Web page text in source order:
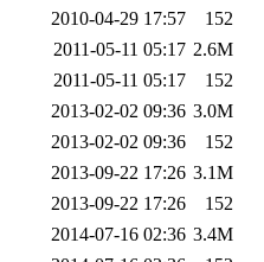
2010-04-29 17:57
152
2011-05-11 05:17 2.6M
2011-05-11 05:17
152
2013-02-02 09:36 3.0M
2013-02-02 09:36
152
2013-09-22 17:26 3.1M
2013-09-22 17:26
152
2014-07-16 02:36 3.4M